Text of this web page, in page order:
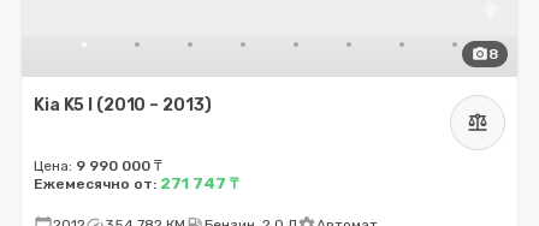
photo_camera8
Kia K5 I (2010 – 2013)
balance
Цена: 9 990 000 ₸
Ежемесячно от: 271 747 ₸